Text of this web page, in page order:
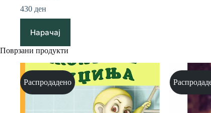
430 ден
Нарачај
Поврзани продукти
Распродадено